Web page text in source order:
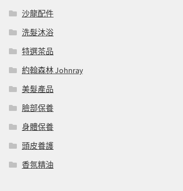
沙龍配件
洗髮沐浴
特選茶品
約翰森林 Johnray
美髮產品
臉部保養
身體保養
頭皮養護
香氛精油